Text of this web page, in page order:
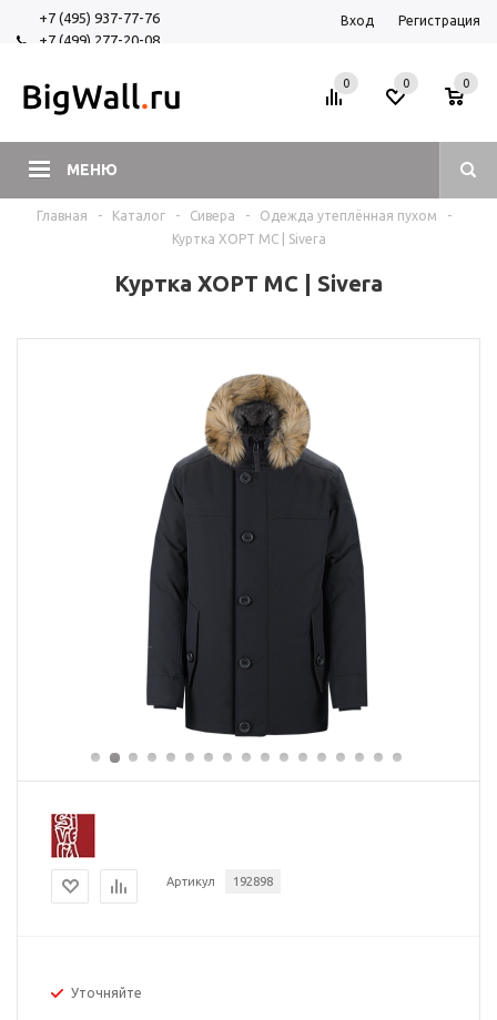
+7 (495) 937-77-76
+7 (499) 277-20-08
Вход Регистрация
МЕНЮ
0 0
0
Главная - Каталог - Сивера - Одежда утеплённая пухом
-
Куртка ХОРТ MС | Sivera
Куртка ХОРТ MС | Sivera
Артикул 192898
Уточняйте